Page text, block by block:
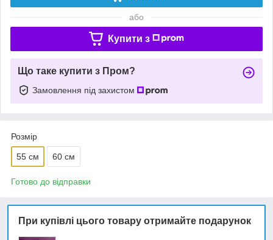
або
Купити з
Що таке купити з Пром?
Замовлення під захистом
Розмір
55 см 60 см
Готово до відправки
При купівлі цього товару отримайте подарунок